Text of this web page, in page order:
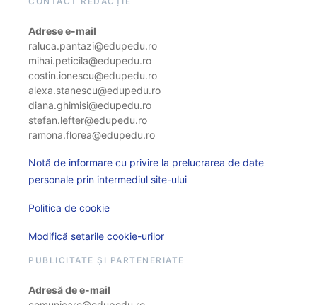
Adrese e-mail
raluca.pantazi@edupedu.ro
mihai.peticila@edupedu.ro
costin.ionescu@edupedu.ro
alexa.stanescu@edupedu.ro
diana.ghimisi@edupedu.ro
stefan.lefter@edupedu.ro
ramona.florea@edupedu.ro
Notă de informare cu privire la prelucrarea de date
personale prin intermediul site-ului
Politica de cookie
Modifică setarile cookie-urilor
PUBLICITATE ȘI PARTENERIATE
Adresă de e-mail